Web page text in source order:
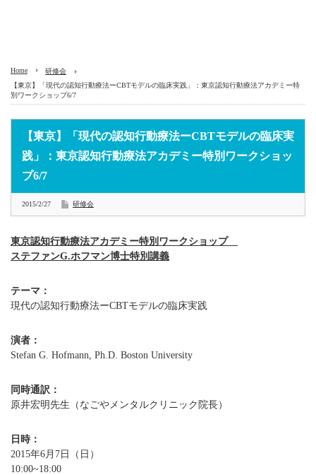
Home
研修会
【東京】「現代の認知行動療法ーCBTモデルの臨床実践」：東京認知行動療法アカデミー特
別ワークショップ6/7
【東京】「現代の認知行動療法ーCBTモデルの臨床実
践」：東京認知行動療法アカデミー特別ワークショッ
プ6/7
2015/2/27 研修会
東京認知行動療法アカデミー特別ワークショップ
ステファンG.ホフマン博士特別講義
テーマ：
現代の認知行動療法ーCBTモデルの臨床実践
演者：
Stefan G. Hofmann, Ph.D. Boston University
同時通訳：
原井宏明先生（なごやメンタルクリニック院長）
日時：
2015年6月7日（日）
10:00~18:00